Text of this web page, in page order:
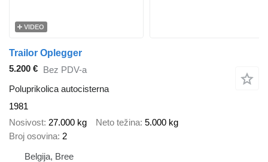
VIDEO
Trailor Oplegger
5.200 € Bez PDV-a
Poluprikolica autocisterna
1981
Nosivost 27.000 kg Neto težina 5.000 kg
Broj osovina 2
Belgija, Bree